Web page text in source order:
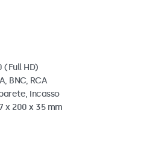
(Full HD)
BNC, RCA
incasso
x 200 x 35 mm